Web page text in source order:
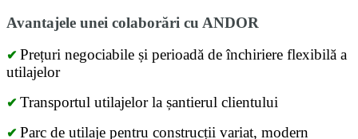
Avantajele unei colaborări cu ANDOR
✔ Prețuri negociabile și perioadă de închiriere flexibilă a
utilajelor
✔ Transportul utilajelor la șantierul clientului
✔ Parc de utilaje pentru construcții variat, modern